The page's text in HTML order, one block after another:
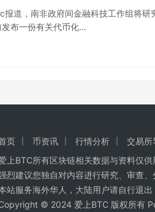
道，南非政府间金融科技工作组将
布一份有关代币化…
页 币资讯 行情分析 交易所
上BTC所有区块链相关数据与资料仅
烈建议您独自对内容进行研究、审查
站服务海外华人，大陆用户请自行退出
© 2024 爱上BTC 版权所有